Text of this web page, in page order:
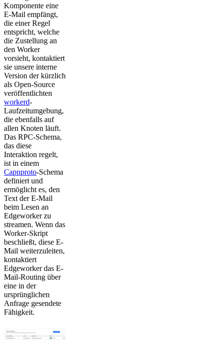
Komponente eine
E-Mail empfängt,
die einer Regel
entspricht, welche
die Zustellung an
den Worker
vorsieht, kontaktiert
sie unsere interne
Version der kürzlich
als Open-Source
veröffentlichten
workerd-
Laufzeitumgebung,
die ebenfalls auf
allen Knoten läuft.
Das RPC-Schema,
das diese
Interaktion regelt,
ist in einem
Capnproto-Schema
definiert und
ermöglicht es, den
Text der E-Mail
beim Lesen an
Edgeworker zu
streamen. Wenn das
Worker-Skript
beschließt, diese E-
Mail weiterzuleiten,
kontaktiert
Edgeworker das E-
Mail-Routing über
eine in der
ursprünglichen
Anfrage gesendete
Fähigkeit.